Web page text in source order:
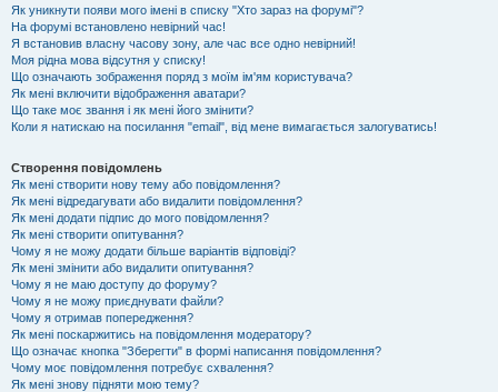
Як уникнути появи мого імені в списку "Хто зараз на форумі"?
На форумі встановлено невірний час!
Я встановив власну часову зону, але час все одно невірний!
Моя рідна мова відсутня у списку!
Що означають зображення поряд з моїм ім'ям користувача?
Як мені включити відображення аватари?
Що таке моє звання і як мені його змінити?
Коли я натискаю на посилання "email", від мене вимагається залогуватись!
Створення повідомлень
Як мені створити нову тему або повідомлення?
Як мені відредагувати або видалити повідомлення?
Як мені додати підпис до мого повідомлення?
Як мені створити опитування?
Чому я не можу додати більше варіантів відповіді?
Як мені змінити або видалити опитування?
Чому я не маю доступу до форуму?
Чому я не можу приєднувати файли?
Чому я отримав попередження?
Як мені поскаржитись на повідомлення модератору?
Що означає кнопка "Зберегти" в формі написання повідомлення?
Чому моє повідомлення потребує схвалення?
Як мені знову підняти мою тему?